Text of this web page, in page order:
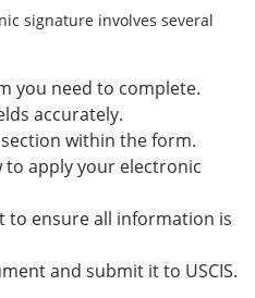
signature involves several
you need to complete.
accurately.
within the form.
to apply your electronic
to ensure all information is
and submit it to USCIS.